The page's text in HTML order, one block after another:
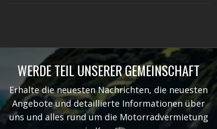
WERDE TEIL UNSERER GEMEINSCHAFT
Erhalte die neuesten Nachrichten, die neuesten
Angebote und detaillierte Informationen über
uns und alles rund um die Motorradvermietung